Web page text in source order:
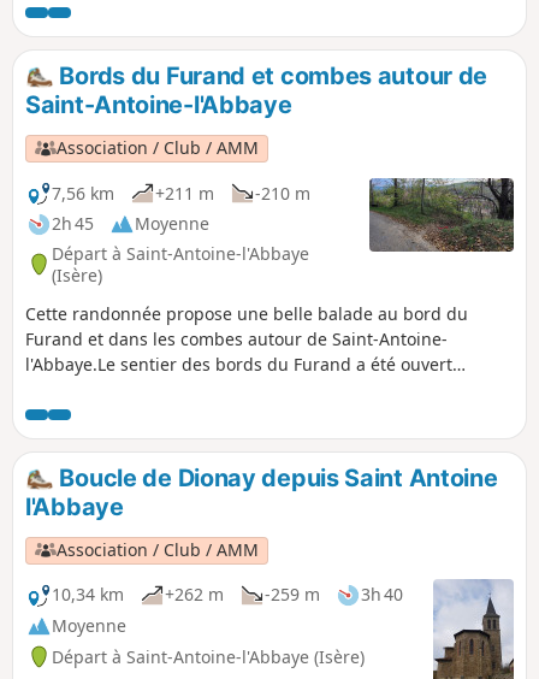
goulets du village de 45 min environ et un
parcours champêtre de 30 min. Un parcours
d'orientation suivant ce sentier existe et vous
pouvez trouver les brochures à l'office du
tourisme ou à la mairie.
Bords du Furand et combes autour de
Saint-Antoine-l'Abbaye
Association / Club / AMM
7,56 km
+211 m
-210 m
2h 45
Moyenne
Départ à Saint-Antoine-l'Abbaye
(Isère)
Cette randonnée propose une belle balade au bord du
Furand et dans les combes autour de Saint-Antoine-
l'Abbaye.Le sentier des bords du Furand a été ouvert
obtenu les autorisations nécessaires pour le passage dans
ces terrains privés. Merci pour votre respect des
lieux.Attention, en cas de pluie l'itinéraire peut s'avérer
glissant (voire inondé) dans la Combe de la Charrette
Boucle de Dionay depuis Saint Antoine
l'Abbaye
Association / Club / AMM
10,34 km
+262 m -259 m
3h 40
Moyenne
Départ à Saint-Antoine-l'Abbaye (Isère)